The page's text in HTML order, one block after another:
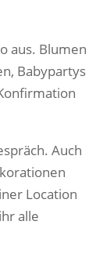
aus. Blumen
Babypartys
Auch
Location
alle